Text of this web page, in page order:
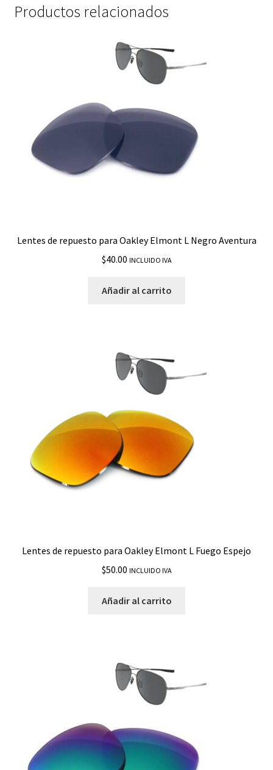
Productos relacionados
Lentes de repuesto para Oakley Elmont L Negro Aventura
$40.00 INCLUIDO IVA
Añadir al carrito
Lentes de repuesto para Oakley Elmont L Fuego Espejo
$50.00 INCLUIDO IVA
Añadir al carrito